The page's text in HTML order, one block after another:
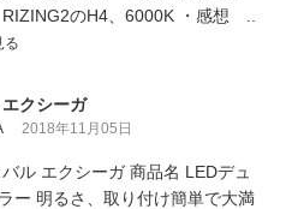
のH4、6000K ・感想 ..
る
クシーガ
2018年11月05日
ル エクシーガ 商品名 LEDデュ
ー 明るさ、取り付け簡単で大満